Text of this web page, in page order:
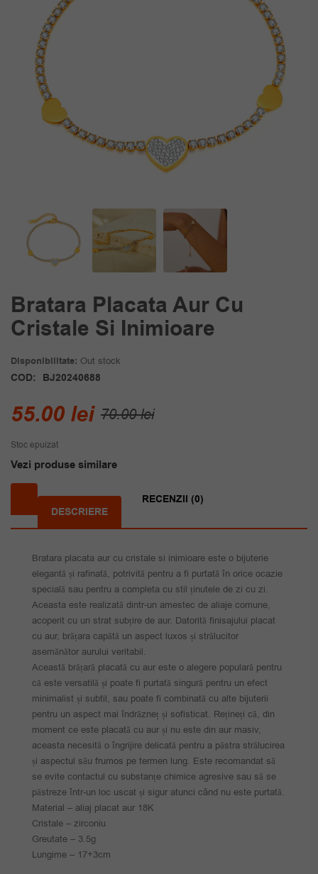
Bratara Placata Aur Cu
Cristale Si Inimioare
Disponibilitate: Out stock
COD: BJ20240688
70.00leiPrețul
70.00 lei.
55.00 lei
Prețul
Stoc epuizat
Vezi produse similare
DESCRIERE
RECENZII (0)
Bratara placata aur cu cristale si inimioare este o bijuterie
elegantă și rafinată, potrivită pentru a fi purtată în orice ocazie
specială sau pentru a completa cu stil ținutele de zi cu zi.
Aceasta este realizată dintr-un amestec de aliaje comune,
acoperit cu un strat subțire de aur. Datorită finisajului placat
cu aur, brățara capătă un aspect luxos și strălucitor
asemănător aurului veritabil.
Această brățară placată cu aur este o alegere populară pentru
că este versatilă și poate fi purtată singură pentru un efect
minimalist și subtil, sau poate fi combinată cu alte bijuterii
pentru un aspect mai îndrăzneț și sofisticat. Rețineți că, din
moment ce este placată cu aur și nu este din aur masiv,
aceasta necesită o îngrijire delicată pentru a păstra strălucirea
și aspectul său frumos pe termen lung. Este recomandat să
se evite contactul cu substanțe chimice agresive sau să se
păstreze într-un loc uscat și sigur atunci când nu este purtată.
Material – aliaj placat aur 18K
Cristale – zirconiu
Greutate – 3.5g
Lungime – 17+3cm